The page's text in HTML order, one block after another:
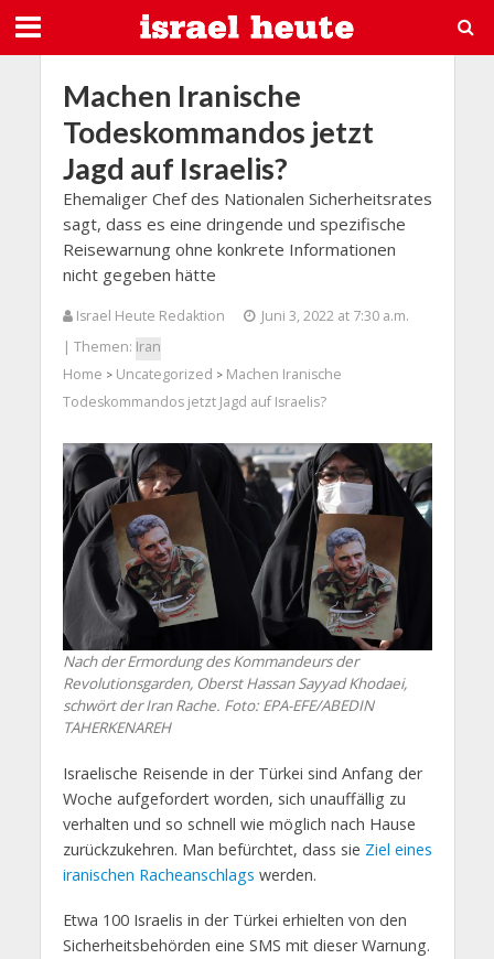
Machen Iranische
Todeskommandos jetzt
Jagd auf Israelis?
Ehemaliger Chef des Nationalen Sicherheitsrates
sagt, dass es eine dringende und spezifische
Reisewarnung ohne konkrete Informationen
nicht gegeben hätte
Israel Heute Redaktion
Juni 3, 2022 at 7:30 a.m.
| Themen: Iran
Home > Uncategorized > Machen Iranische
Todeskommandos jetzt Jagd auf Israelis?
Nach der Ermordung des Kommandeurs der
Revolutionsgarden, Oberst Hassan Sayyad Khodaei,
schwört der Iran Rache. Foto: EPA-EFE/ABEDIN
TAHERKENAREH
Israelische Reisende in der Türkei sind Anfang der
Woche aufgefordert worden, sich unauffällig zu
verhalten und so schnell wie möglich nach Hause
zurückzukehren. Man befürchtet, dass sie Ziel eines
iranischen Racheanschlags werden.
Etwa 100 Israelis in der Türkei erhielten von den
Sicherheitsbehörden eine SMS mit dieser Warnung.